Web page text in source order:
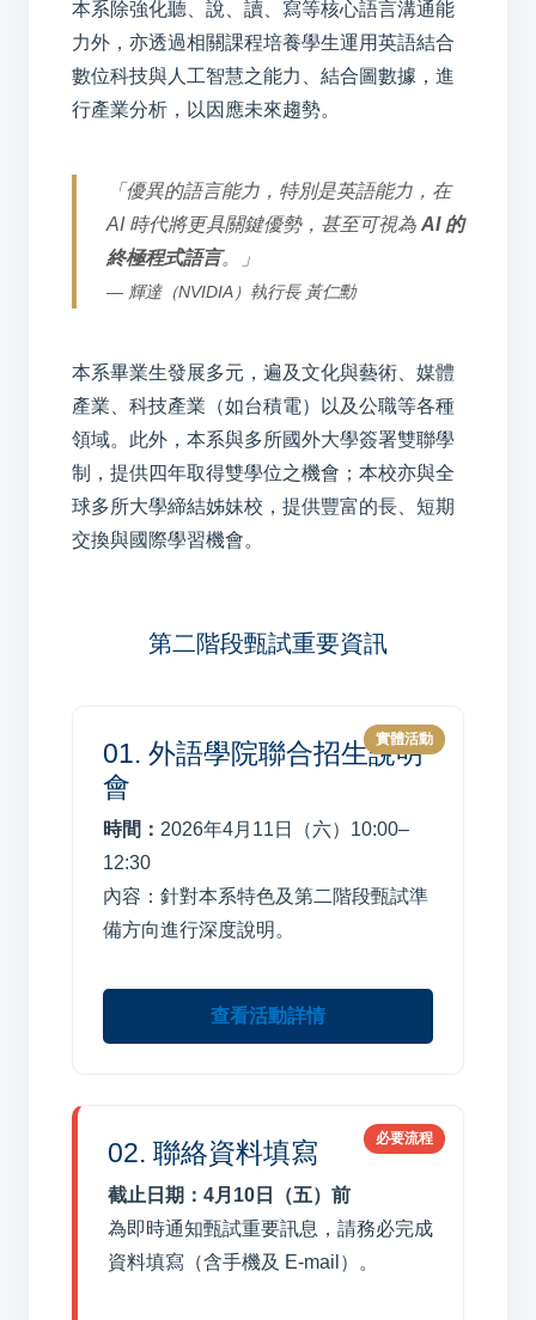
本系除強化聽、說、讀、寫等核心語言溝通能
力外，亦透過相關課程培養學生運用英語結合
數位科技與人工智慧之能力、結合圖數據，進
行產業分析，以因應未來趨勢。
「優異的語言能力，特別是英語能力，在
AI 時代將更具關鍵優勢，甚至可視為 AI 的
終極程式語言。」
— 輝達（NVIDIA）執行長 黃仁勳
本系畢業生發展多元，遍及文化與藝術、媒體
產業、科技產業（如台積電）以及公職等各種
領域。此外，本系與多所國外大學簽署雙聯學
制，提供四年取得雙學位之機會；本校亦與全
球多所大學締結姊妹校，提供豐富的長、短期
交換與國際學習機會。
第二階段甄試重要資訊
實體活動
01. 外語學院聯合招生說明
會
時間： 2026年4月11日（六）10:00–
12:30
內容：針對本系特色及第二階段甄試準
備方向進行深度說明。
查看活動詳情
必要流程
02. 聯絡資料填寫
截止日期：4月10日（五）前
為即時通知甄試重要訊息，請務必完成
資料填寫（含手機及 E-mail）。